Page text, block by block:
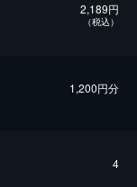
2,189円
（税込）
1,200円分
4